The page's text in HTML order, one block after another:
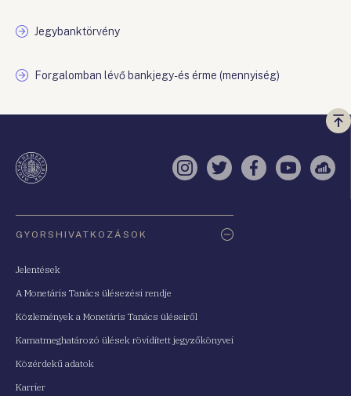
Jegybanktörvény
Forgalomban lévő bankjegy- és érme (mennyiség)
a
Instagram
TwitterFacebook
YouTube
GYORSHIVATKOZÁSOK
Jelentések
A Monetáris Tanács ülésezési rendje
Közlemények a Monetáris Tanács üléseiről
Kamatmeghatározó ülések rövidített jegyzőkönyvei
Közérdekű adatok
Karrier